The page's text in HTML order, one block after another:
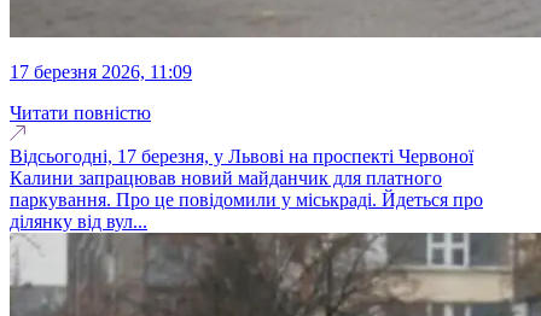
17 березня 2026, 11:09
Читати повністю
Відсьогодні, 17 березня, у Львові на проспекті Червоної
Калини запрацював новий майданчик для платного
паркування. Про це повідомили у міськраді. Йдеться про
ділянку від вул...